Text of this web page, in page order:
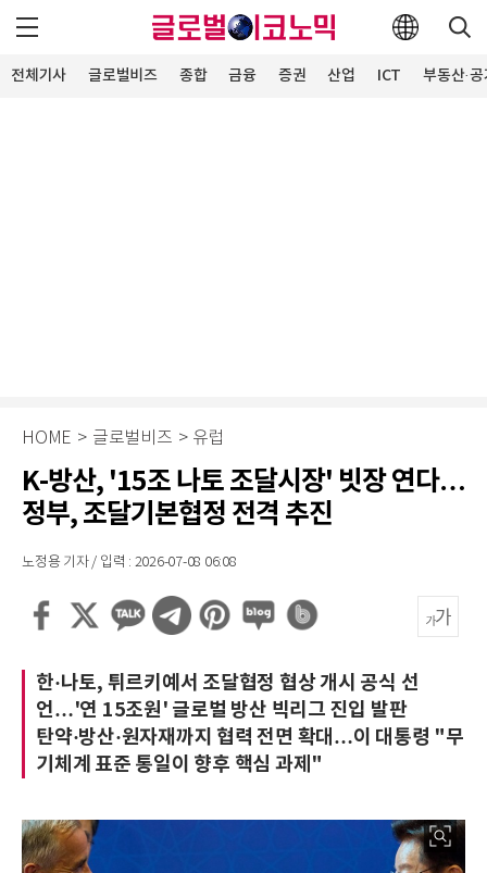
전체기사 글로벌비즈 종합 금융 증권 산업 ICT 부동산·
HOME > 글로벌비즈 > 유럽
K-방산, '15조 나토 조달시장' 빗장 연다…
정부, 조달기본협정 전격 추진
노정용 기자 / 입력 : 2026-07-08 06:08
한·나토, 튀르키예서 조달협정 협상 개시 공식 선
언…'연 15조원' 글로벌 방산 빅리그 진입 발판
탄약·방산·원자재까지 협력 전면 확대…이 대통령 "무
기체계 표준 통일이 향후 핵심 과제"